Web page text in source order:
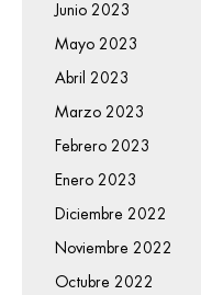
Junio 2023
Mayo 2023
Abril 2023
Marzo 2023
Febrero 2023
Enero 2023
Diciembre 2022
Noviembre 2022
Octubre 2022